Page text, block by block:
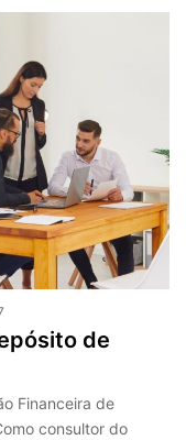
de
Financeira de
consultor do